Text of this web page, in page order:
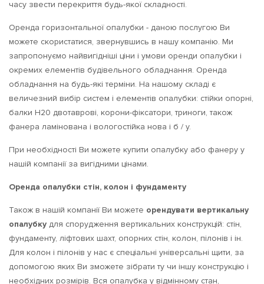
часу звести перекриття будь-якої складності.
Оренда горизонтальної опалубки - даною послугою Ви
можете скористатися, звернувшись в нашу компанію. Ми
запропонуємо найвигідніші ціни і умови оренди опалубки і
окремих елементів будівельного обладнання. Оренда
обладнання на будь-які терміни. На нашому складі є
величезний вибір систем і елементів опалубки: стійки опорні,
балки Н20 двотаврові, корони-фіксатори, триноги, також
фанера ламінована і вологостійка нова і б / у.
При необхідності Ви можете купити опалубку або фанеру у
нашій компанії за вигідними цінами.
Оренда опалубки стін, колон і фундаменту
Також в нашій компанії Ви можете орендувати вертикальну
опалубку для спорудження вертикальних конструкцій: стін,
фундаменту, ліфтових шахт, опорних стін, колон, пілонів і ін.
Для колон і пілонів у нас є спеціальні універсальні щити, за
допомогою яких Ви зможете зібрати ту чи іншу конструкцію і
необхідних розмірів. Вся опалубка у відмінному стан,